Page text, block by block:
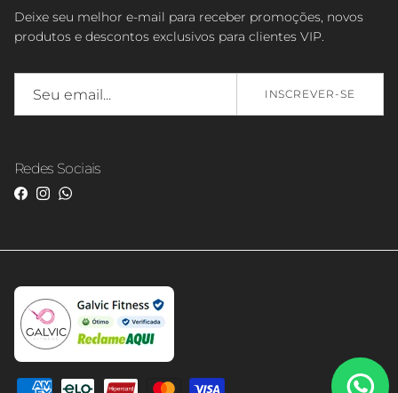
Deixe seu melhor e-mail para receber promoções, novos
produtos e descontos exclusivos para clientes VIP.
INSCREVER-SE
Redes Sociais
Facebook
Instagram
WhatsApp